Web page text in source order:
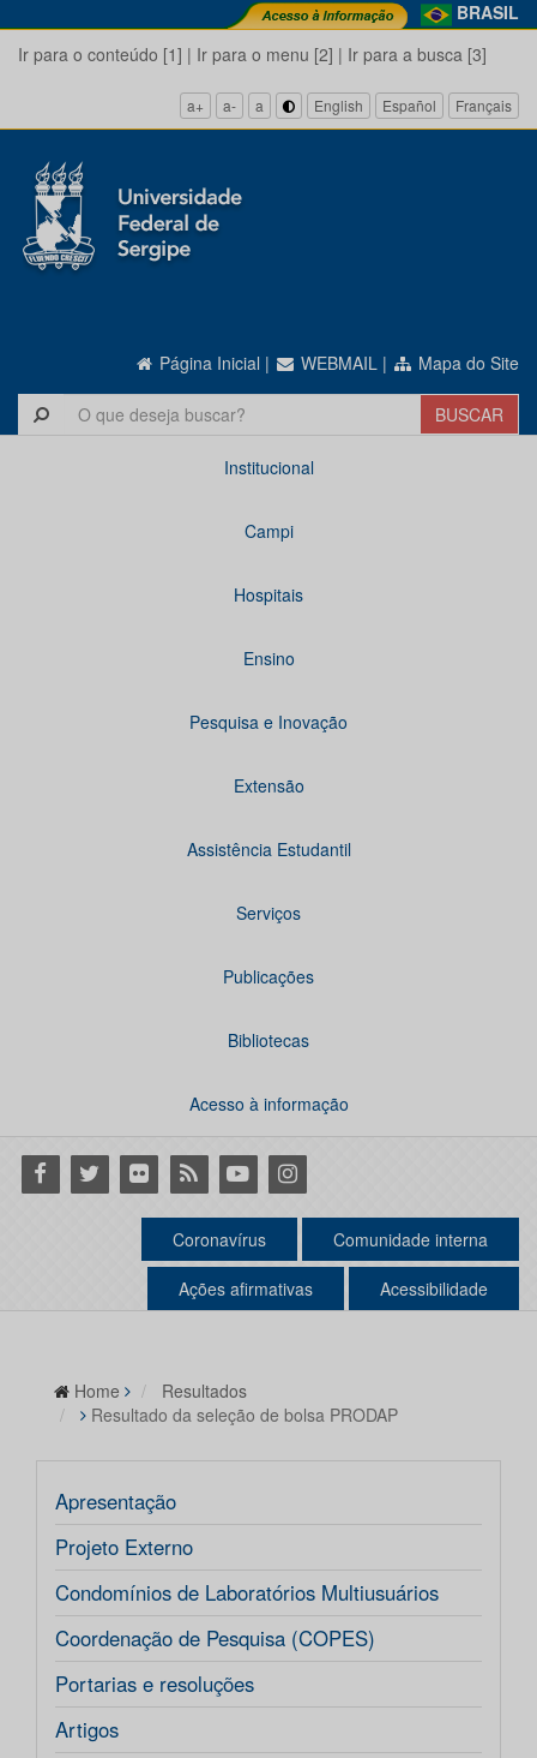
BRASIL
Ir para o conteúdo [1] | Ir para o menu [2] | Ir para a busca [3]
a+ a- a English Español Français
Página Inicial | WEBMAIL | Mapa do Site
Institucional
Campi
Hospitais
Ensino
Pesquisa e Inovação
Extensão
Assistência Estudantil
Serviços
Publicações
Bibliotecas
Acesso à informação
Facebook
Twitter Flickr RSS YoutubeInstagram
Coronavírus Comunidade interna
Ações afirmativas Acessibilidade
Home
Resultados
Resultado da seleção de bolsa PRODAP
Apresentação
Projeto Externo
Condomínios de Laboratórios Multiusuários
Coordenação de Pesquisa (COPES)
Portarias e resoluções
Artigos